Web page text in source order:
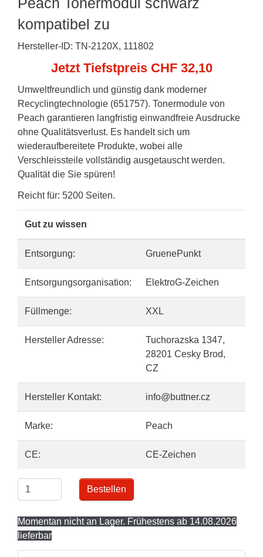
kompatibel zu
Hersteller-ID: TN-2120X, 111802
Jetzt Tiefstpreis CHF 32,10
Umweltfreundlich und günstig dank moderner
Recyclingtechnologie (651757). Tonermodule von
Peach garantieren langfristig einwandfreie Ausdrucke
ohne Qualitätsverlust. Es handelt sich um
wiederaufbereitete Produkte, wobei alle
Verschleissteile vollständig ausgetauscht werden.
Qualität die Sie spüren!
Reicht für: 5200 Seiten.
Gut zu wissen
Entsorgung: GruenePunkt
Entsorgungsorganisation: ElektroG-Zeichen
Füllmenge: XXL
Hersteller Adresse:
Tuchorazska 1347,
28201 Cesky Brod,
CZ
Hersteller Kontakt: info@buttner.cz
Marke: Peach
CE: CE-Zeichen
Bestellen
Momentan nicht an Lager. Frühestens ab 14.08.2026
lieferbar